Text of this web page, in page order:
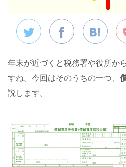
年末が近づくと税務署や役所か
すね。今回はそのうちの一つ、
説します。